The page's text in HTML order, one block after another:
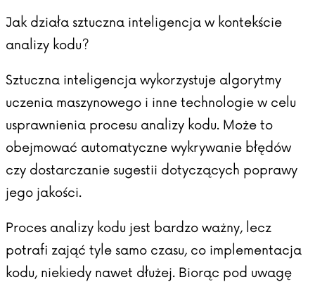
Jak działa sztuczna inteligencja w kontekście
analizy kodu?
Sztuczna inteligencja wykorzystuje algorytmy
uczenia maszynowego i inne technologie w celu
usprawnienia procesu analizy kodu. Może to
obejmować automatyczne wykrywanie błędów
czy dostarczanie sugestii dotyczących poprawy
jego jakości.
Proces analizy kodu jest bardzo ważny, lecz
potrafi zająć tyle samo czasu, co implementacja
kodu, niekiedy nawet dłużej. Biorąc pod uwagę